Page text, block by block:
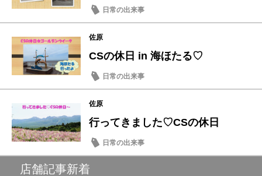
日常の出来事
佐原
CSの休日 in 海ほたる♡
日常の出来事
佐原
行ってきました♡CSの休日
日常の出来事
店舗記事新着